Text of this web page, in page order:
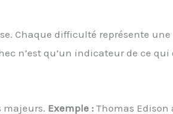
Chaque difficulté représente une
n’est qu’un indicateur de ce qui
majeurs. Exemple : Thomas Edison